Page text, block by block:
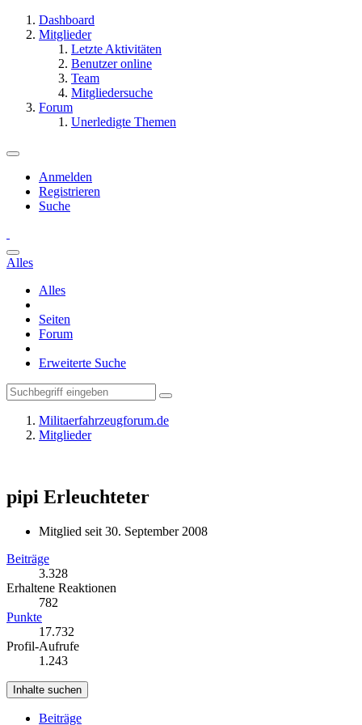
Dashboard
Mitglieder
Letzte Aktivitäten
Benutzer online
Team
Mitgliedersuche
Forum
Unerledigte Themen
Anmelden
Registrieren
Suche
Alles
Alles
Seiten
Forum
Erweiterte Suche
Militaerfahrzeugforum.de
Mitglieder
pipi Erleuchteter
Mitglied seit 30. September 2008
Beiträge
3.328
Erhaltene Reaktionen
782
Punkte
17.732
Profil-Aufrufe
1.243
Inhalte suchen
Beiträge